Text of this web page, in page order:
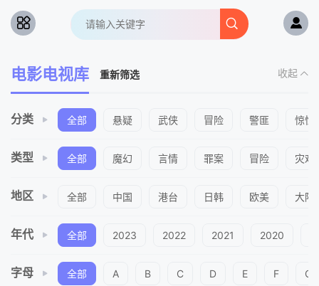
电影电视库 重新筛选 收起
分类 全部 悬疑 武侠 冒险 警匪 惊悚
类型 全部 魔幻 言情 罪案 冒险 灾难
地区 全部 中国 港台 日韩 欧美 大陆
年代 全部 2023 2022 2021 2020
字母 全部 A B C D E F G